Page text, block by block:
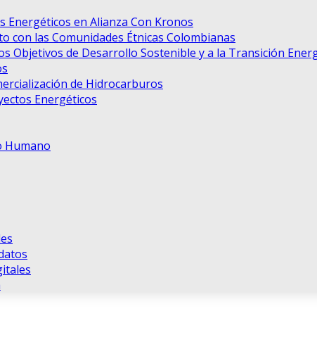
Energéticos en Alianza Con Kronos
con las Comunidades Étnicas Colombianas
Objetivos de Desarrollo Sostenible y a la Transición
de Hidrocarburos
Energéticos
Humano